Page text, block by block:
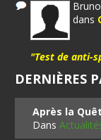
Bruno
dans
"Test de anti-
DERNIÈRES
Après la
Dans